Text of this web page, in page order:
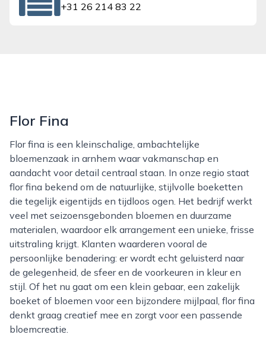
+31 26 214 83 22
Flor Fina
Flor fina is een kleinschalige, ambachtelijke
bloemenzaak in arnhem waar vakmanschap en
aandacht voor detail centraal staan. In onze regio staat
flor fina bekend om de natuurlijke, stijlvolle boeketten
die tegelijk eigentijds en tijdloos ogen. Het bedrijf werkt
veel met seizoensgebonden bloemen en duurzame
materialen, waardoor elk arrangement een unieke, frisse
uitstraling krijgt. Klanten waarderen vooral de
persoonlijke benadering: er wordt echt geluisterd naar
de gelegenheid, de sfeer en de voorkeuren in kleur en
stijl. Of het nu gaat om een klein gebaar, een zakelijk
boeket of bloemen voor een bijzondere mijlpaal, flor fina
denkt graag creatief mee en zorgt voor een passende
bloemcreatie.